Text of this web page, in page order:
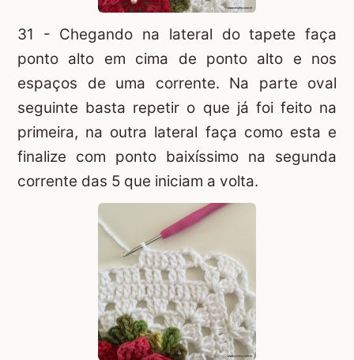
31 - Chegando na lateral do tapete faça
ponto alto em cima de ponto alto e nos
espaços de uma corrente. Na parte oval
seguinte basta repetir o que já foi feito na
primeira, na outra lateral faça como esta e
finalize com ponto baixíssimo na segunda
corrente das 5 que iniciam a volta.